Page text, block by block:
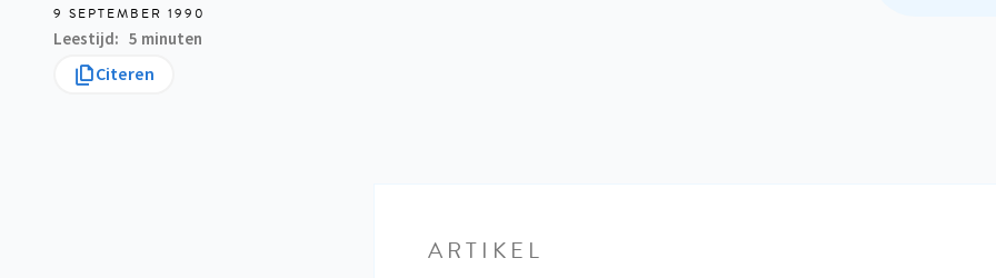
9 SEPTEMBER 1990
Leestijd 5 minuten
Citeren
ARTIKEL